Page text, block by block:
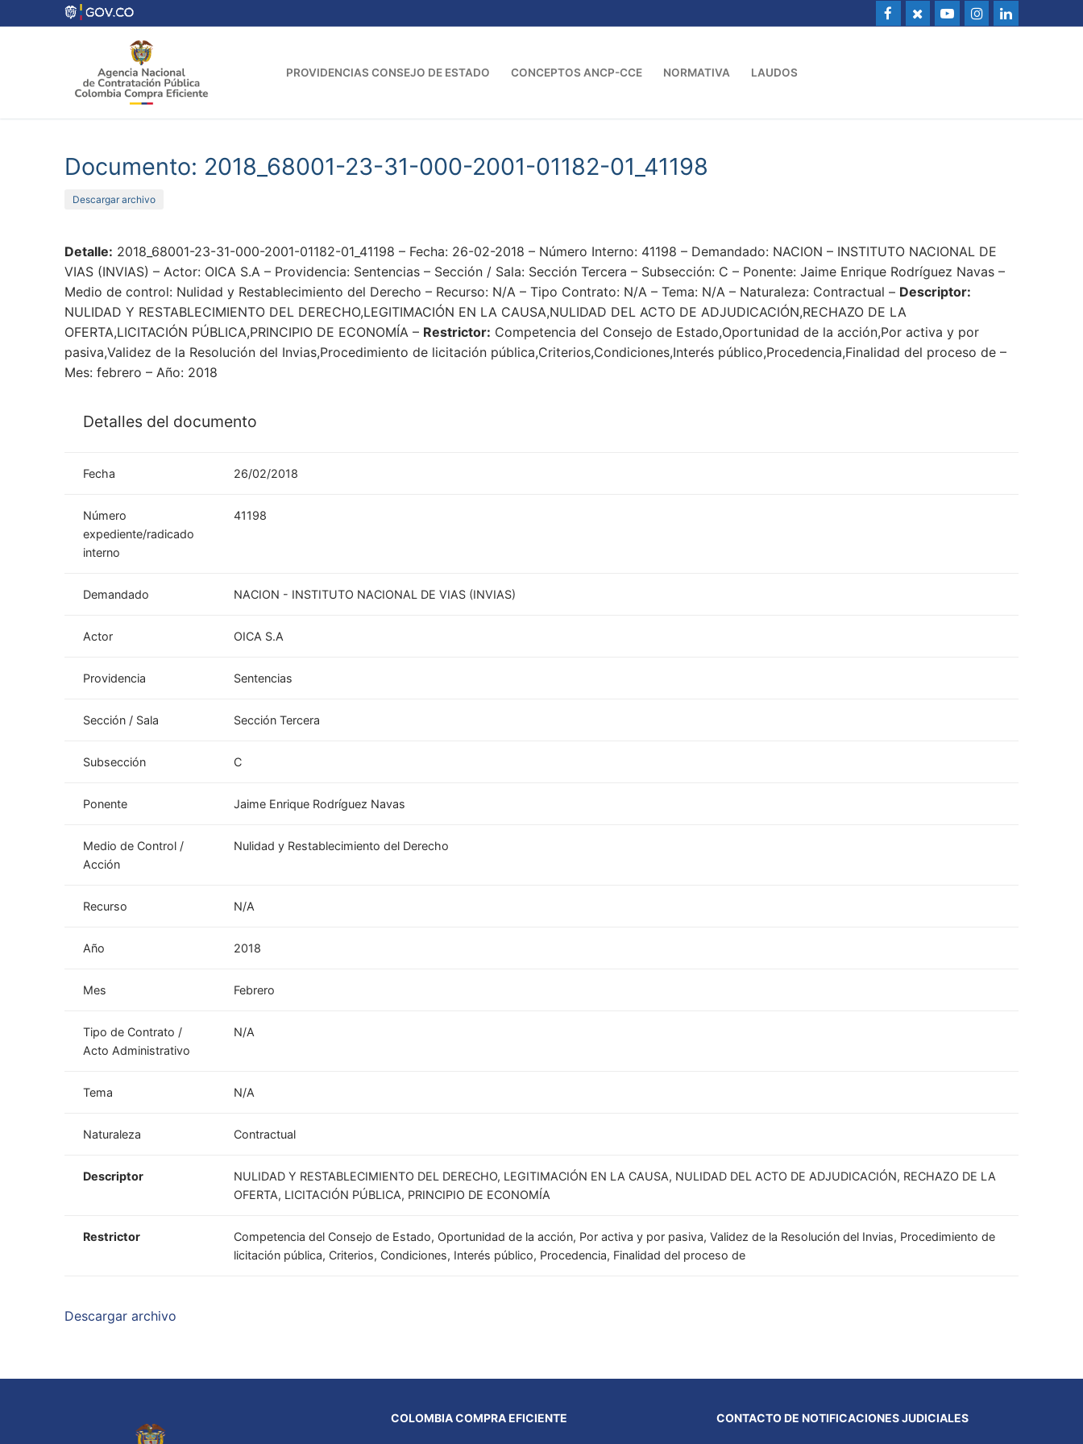
al
PROVIDENCIAS CONSEJO DE ESTADO CONCEPTOS ANCP-CCE NORMATIVA LAUDOS
Documento: 2018_68001-23-31-000-2001-01182-01_41198
Descargar archivo
Detalle: 2018_68001-23-31-000-2001-01182-01_41198 – Fecha: 26-02-2018 – Número Interno: 41198 – Demandado: NACION – INSTITUTO NACIONAL DE
VIAS (INVIAS) – Actor: OICA S.A – Providencia: Sentencias – Sección / Sala: Sección Tercera – Subsección: C – Ponente: Jaime Enrique Rodríguez Navas –
Medio de control: Nulidad y Restablecimiento del Derecho – Recurso: N/A – Tipo Contrato: N/A – Tema: N/A – Naturaleza: Contractual – Descriptor:
NULIDAD Y RESTABLECIMIENTO DEL DERECHO,LEGITIMACIÓN EN LA CAUSA,NULIDAD DEL ACTO DE ADJUDICACIÓN,RECHAZO DE LA
OFERTA,LICITACIÓN PÚBLICA,PRINCIPIO DE ECONOMÍA – Restrictor: Competencia del Consejo de Estado,Oportunidad de la acción,Por activa y por
pasiva,Validez de la Resolución del Invias,Procedimiento de licitación pública,Criterios,Condiciones,Interés público,Procedencia,Finalidad del proceso de –
Mes: febrero – Año: 2018
Detalles del documento
Fecha 26/02/2018
Número
expediente/radicado
interno
41198
Demandado NACION - INSTITUTO NACIONAL DE VIAS (INVIAS)
Actor OICA S.A
Providencia Sentencias
Sección / Sala Sección Tercera
Subsección C
Ponente Jaime Enrique Rodríguez Navas
Medio de Control /
Acción
Nulidad y Restablecimiento del Derecho
Recurso N/A
Año 2018
Mes Febrero
Tipo de Contrato /
Acto Administrativo
N/A
Tema N/A
Naturaleza Contractual
Descriptor
NULIDAD Y RESTABLECIMIENTO DEL DERECHO, LEGITIMACIÓN EN LA CAUSA, NULIDAD DEL ACTO DE ADJUDICACIÓN, RECHAZO DE LA
OFERTA, LICITACIÓN PÚBLICA, PRINCIPIO DE ECONOMÍA
Restrictor
Competencia del Consejo de Estado, Oportunidad de la acción, Por activa y por pasiva, Validez de la Resolución del Invias, Procedimiento de
licitación pública, Criterios, Condiciones, Interés público, Procedencia, Finalidad del proceso de
Descargar archivo
COLOMBIA COMPRA EFICIENTE CONTACTO DE NOTIFICACIONES JUDICIALES